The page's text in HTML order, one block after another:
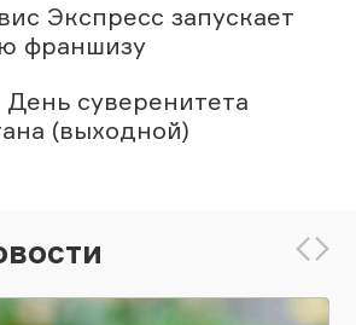
Экспресс запускает
франшизу
День суверенитета
(выходной)